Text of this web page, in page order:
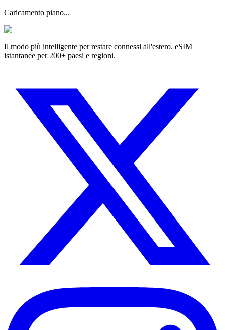
Caricamento piano...
Il modo più intelligente per restare connessi all'estero. eSIM
istantanee per 200+ paesi e regioni.